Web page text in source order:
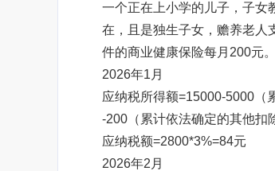
一个正在上小学的儿子，子女
在，且是独生子女，赡养老人
件的商业健康保险每月200元。
2026年1月
应纳税所得额=15000-5000（
-200（累计依法确定的其他扣
应纳税额=2800*3%=84元
2026年2月